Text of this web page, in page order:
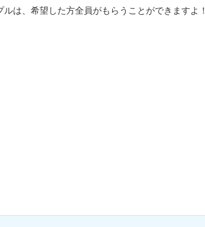
は、希望した方全員がもらうことができますよ！